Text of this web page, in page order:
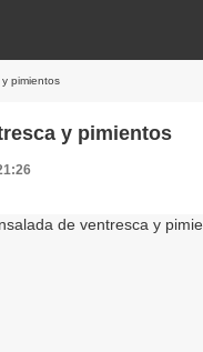
pimientos
y pimientos